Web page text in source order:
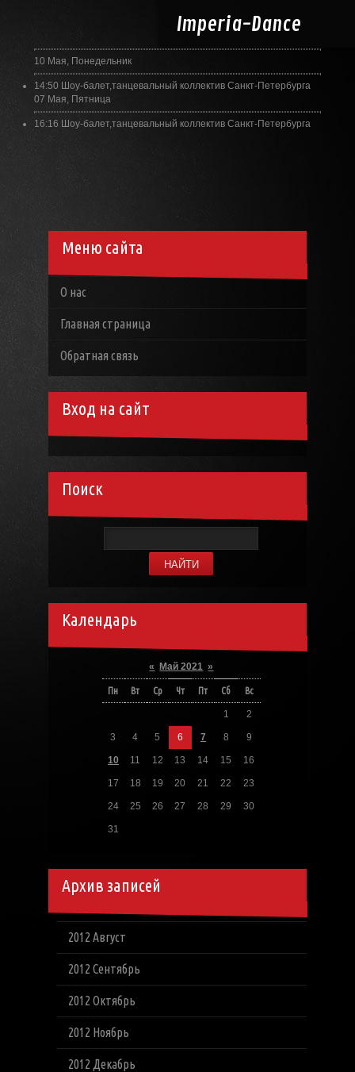
Imperia-Dance
10 Мая, Понедельник
14:50 Шоу-балет,танцевальный коллектив Санкт-Петербурга
07 Мая, Пятница
16:16 Шоу-балет,танцевальный коллектив Санкт-Петербурга
Меню сайта
О нас
Главная страница
Обратная связь
Вход на сайт
Поиск
Календарь
« Май 2021 »
Пн Вт Ср Чт Пт Сб Вс
1 2
3 4 5 6 7 8 9
10 11 12 13 14 15 16
17 18 19 20 21 22 23
24 25 26 27 28 29 30
31
Архив записей
2012 Август
2012 Сентябрь
2012 Октябрь
2012 Ноябрь
2012 Декабрь